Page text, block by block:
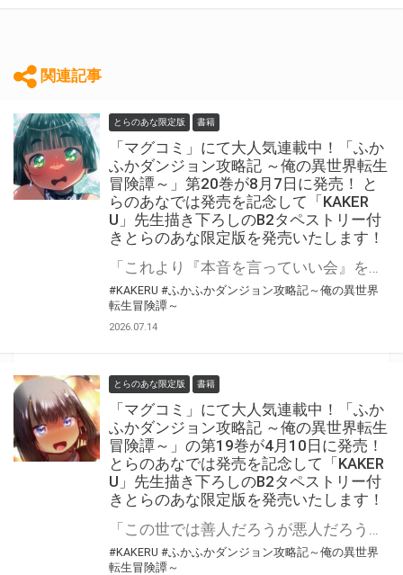
関連記事
とらのあな限定版 書籍
「マグコミ」にて大人気連載中！「ふか
ふかダンジョン攻略記 ～俺の異世界転生
冒険譚～」第20巻が8月7日に発売！ と
らのあなでは発売を記念して「KAKER
U」先生描き下ろしのB2タペストリー付
きとらのあな限定版を発売いたします！
#KAKERU #ふかふかダンジョン攻略記～俺の異世界
転生冒険譚～
2026.07.14
とらのあな限定版 書籍
「マグコミ」にて大人気連載中！「ふか
ふかダンジョン攻略記 ～俺の異世界転生
冒険譚～」の第19巻が4月10日に発売！
とらのあなでは発売を記念して「KAKER
U」先生描き下ろしのB2タペストリー付
きとらのあな限定版を発売いたします！
#KAKERU #ふかふかダンジョン攻略記～俺の異世界
転生冒険譚～